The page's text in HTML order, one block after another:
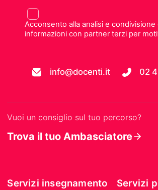
Acconsento alla analisi e condivisione
informazioni con partner terzi per
info@docenti.it 02
Vuoi un consiglio sul tuo percorso?
Trova il tuo Ambasciatore
Servizi insegnamento
Servizi